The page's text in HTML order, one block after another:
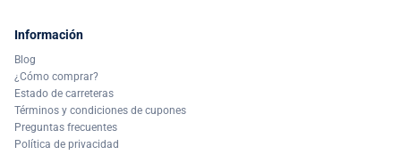
Información
Blog
¿Cómo comprar?
Estado de carreteras
Términos y condiciones de cupones
Preguntas frecuentes
Política de privacidad